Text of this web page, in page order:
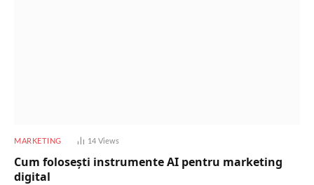
MARKETING 14 Views
Cum folosești instrumente AI pentru marketing
digital